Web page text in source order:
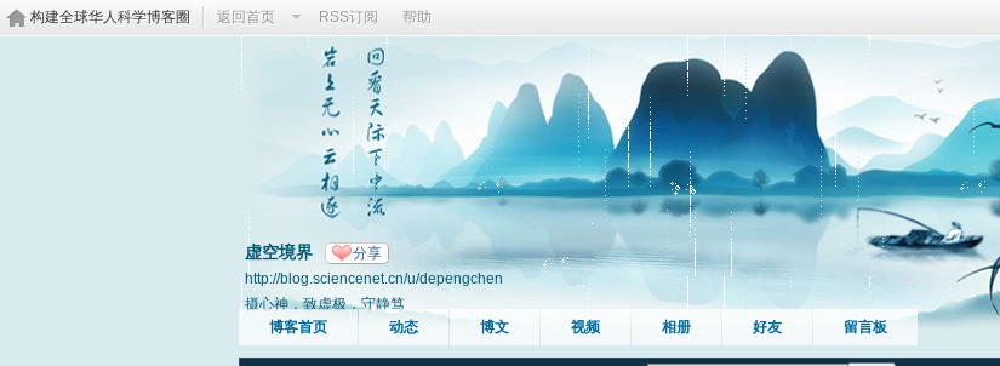
构建全球华人科学博客圈 返回首页 RSS订阅 帮助
虚空境界 分享
http://blog.sciencenet.cn/u/depengchen
摄心神，致虚极，守静笃
博客首页
动态 博文 视频 相册 好友 留言板